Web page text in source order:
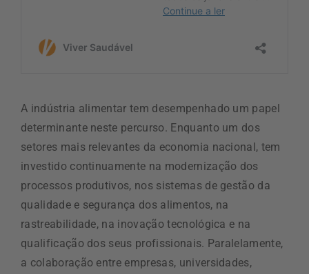
A indústria alimentar tem desempenhado um papel
determinante neste percurso. Enquanto um dos
setores mais relevantes da economia nacional, tem
investido continuamente na modernização dos
processos produtivos, nos sistemas de gestão da
qualidade e segurança dos alimentos, na
rastreabilidade, na inovação tecnológica e na
qualificação dos seus profissionais. Paralelamente,
a colaboração entre empresas, universidades,